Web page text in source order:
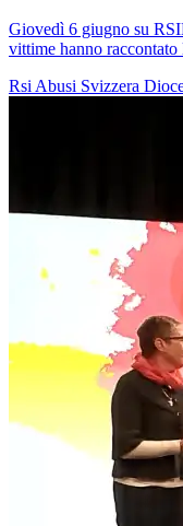
Giovedì 6 giugno su
vittime hanno raccontato
Rsi Abusi Svizzera